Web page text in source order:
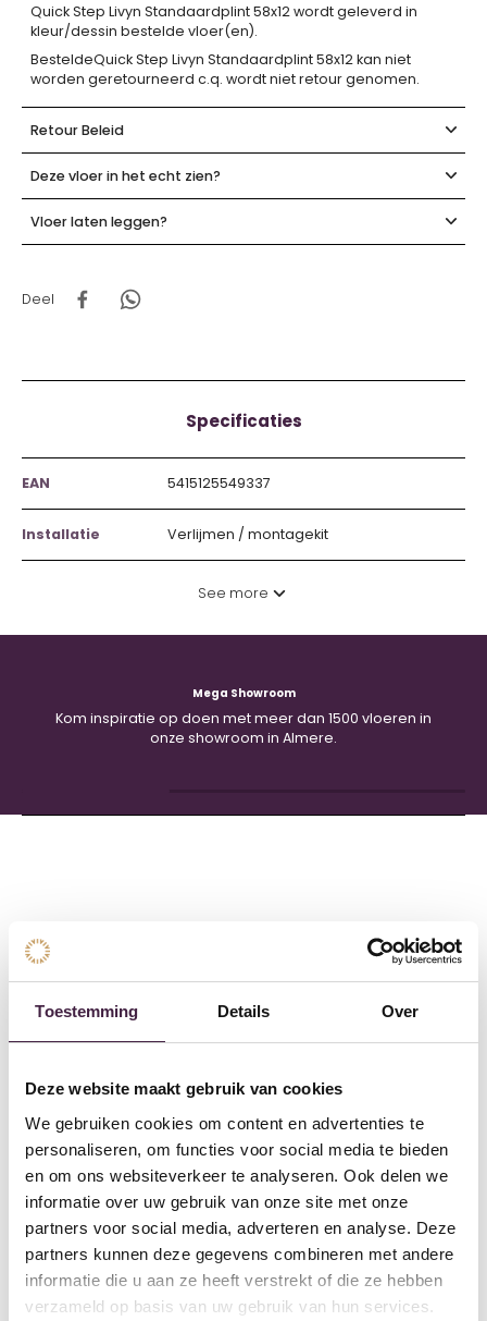
Toestemming Details Over
Deze website maakt gebruik van cookies
We gebruiken cookies om content en advertenties te
personaliseren, om functies voor social media te bieden
en om ons websiteverkeer te analyseren. Ook delen we
informatie over uw gebruik van onze site met onze
partners voor social media, adverteren en analyse. Deze
partners kunnen deze gegevens combineren met andere
informatie die u aan ze heeft verstrekt of die ze hebben
verzameld op basis van uw gebruik van hun services.
Quick Step Livyn Standaardplint 58x12 wordt geleverd in
kleur/dessin bestelde vloer(en).
BesteldeQuick Step Livyn Standaardplint 58x12 kan niet
worden geretourneerd c.q. wordt niet retour genomen.
Retour Beleid
Deze vloer in het echt zien?
Vloer laten leggen?
Deel
Specificaties
EAN 5415125549337
Installatie Verlijmen / montagekit
See more
Mega Showroom
Kom inspiratie op doen met meer dan 1500 vloeren in
onze showroom in Almere.
Volg onze instagram